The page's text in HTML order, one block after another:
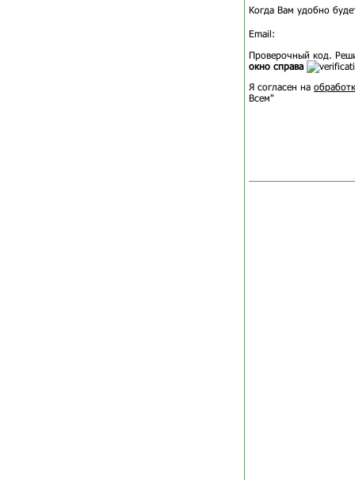
Когда Вам удобно
Email:
Проверочный код.
окно справа
Я согласен на
Всем"